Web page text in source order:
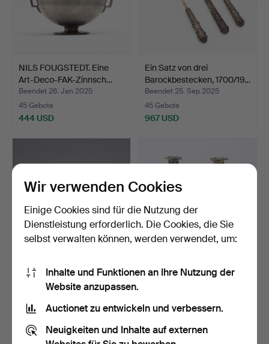
NILS FOUGSTEDT. Eine
Art-Deco-FAK-Zinnsch…
Beendet 26. Jan 2025
45 Gebote
444 USD
Ein Satz von drei
Barockbestecken, 1700/19…
Beendet 25. Sep 2025
45 Gebote
967 USD
TEEKANNE, Silber, 19.
Jahrhundert.
Beendet 25. Apr 2021
44 Gebote
KERZENSTÄNDER, ein
Paar, Neo-Rokoko, Silbe…
44 Gebote
Wir verwenden Cookies
Einige Cookies sind für die Nutzung der
Dienstleistung erforderlich. Die Cookies, die Sie
selbst verwalten können, werden verwendet, um:
Inhalte und Funktionen an Ihre Nutzung der
Website anzupassen.
Auctionet zu entwickeln und verbessern.
Neuigkeiten und Inhalte auf externen